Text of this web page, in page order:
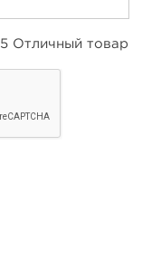
5 Отличный товар